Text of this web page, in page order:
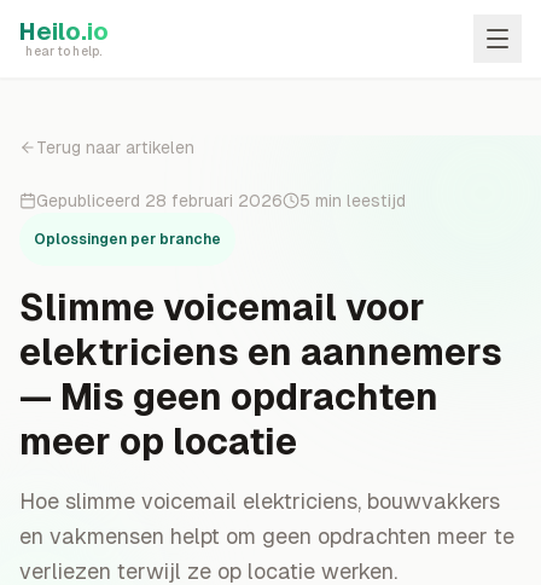
Heilo.io
hear to help.
Terug naar artikelen
Gepubliceerd 28 februari 2026 5 min leestijd
Oplossingen per branche
Slimme voicemail voor
elektriciens en aannemers
— Mis geen opdrachten
meer op locatie
Hoe slimme voicemail elektriciens, bouwvakkers
en vakmensen helpt om geen opdrachten meer te
verliezen terwijl ze op locatie werken.